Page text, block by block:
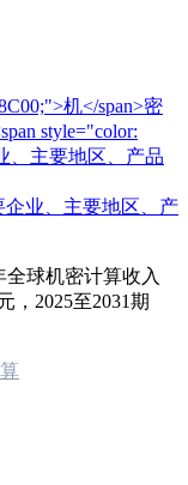
企业、主要地区、产
全球机密计算收入
，2025至2031期